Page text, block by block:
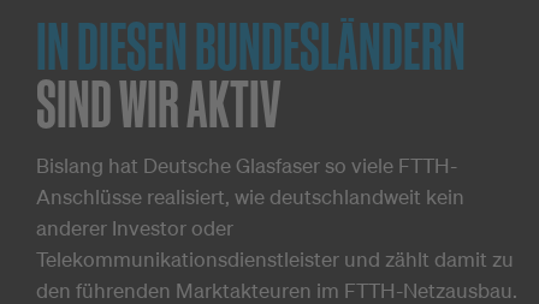
IN DIESEN BUNDESLÄNDERN
SIND WIR AKTIV
Bislang hat Deutsche Glasfaser so viele FTTH-
Anschlüsse realisiert, wie deutschlandweit kein
anderer Investor oder
Telekommunikationsdienstleister und zählt damit zu
den führenden Marktakteuren im FTTH-Netzausbau.